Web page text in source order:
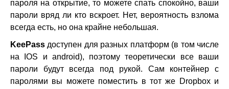
пароля на открытие, то можете спать спокойно, ваши
пароли вряд ли кто вскроет. Нет, вероятность взлома
всегда есть, но она крайне небольшая.
KeePass доступен для разных платформ (в том числе
на IOS и android), поэтому теоретически все ваши
пароли будут всегда под рукой. Сам контейнер с
паролями вы можете поместить в тот же Dropbox и